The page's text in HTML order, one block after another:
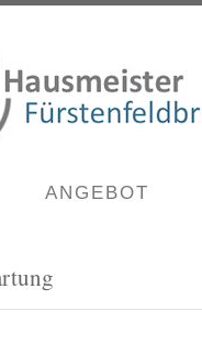
ANGEBOT